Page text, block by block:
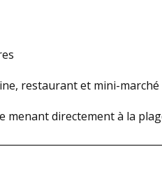
restaurant et mini-marché
menant directement à la